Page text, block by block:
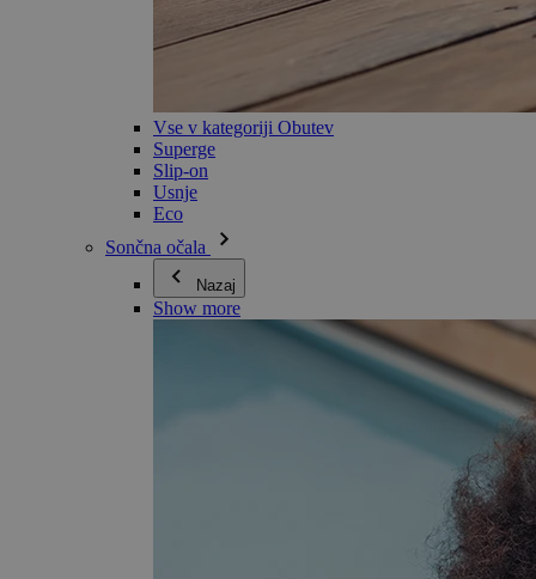
Vse v kategoriji Obutev
Superge
Slip-on
Usnje
Eco
Sončna očala
Nazaj
Show more